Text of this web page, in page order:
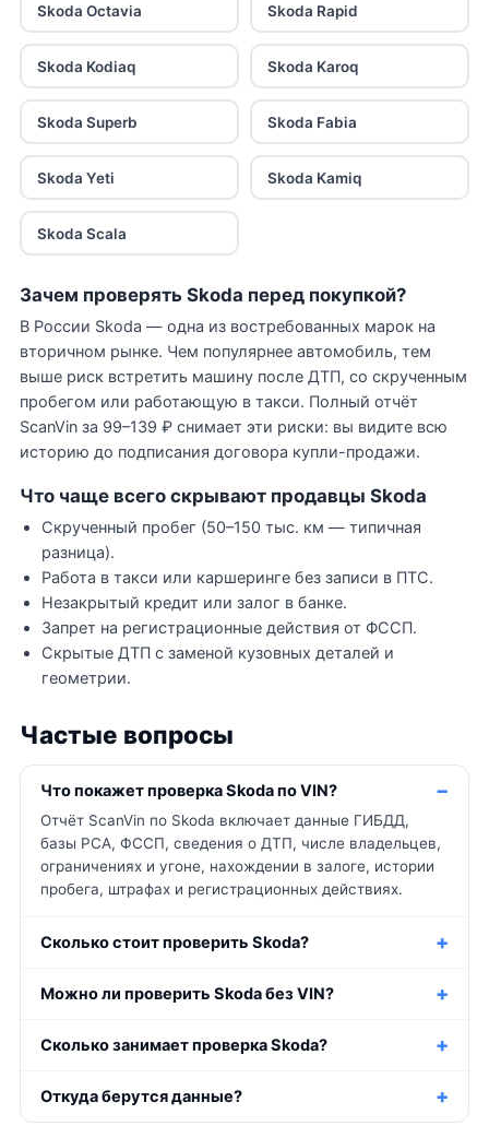
Skoda Octavia Skoda Rapid
Skoda Kodiaq Skoda Karoq
Skoda Superb Skoda Fabia
Skoda Yeti Skoda Kamiq
Skoda Scala
Зачем проверять Skoda перед покупкой?
В России Skoda — одна из востребованных марок на
вторичном рынке. Чем популярнее автомобиль, тем
выше риск встретить машину после ДТП, со скрученным
пробегом или работающую в такси. Полный отчёт
ScanVin за 99–139 ₽ снимает эти риски: вы видите всю
историю до подписания договора купли-продажи.
Что чаще всего скрывают продавцы Skoda
Скрученный пробег (50–150 тыс. км — типичная
разница).
Работа в такси или каршеринге без записи в ПТС.
Незакрытый кредит или залог в банке.
Запрет на регистрационные действия от ФССП.
Скрытые ДТП с заменой кузовных деталей и
геометрии.
Частые вопросы
Что покажет проверка Skoda по VIN?
Отчёт ScanVin по Skoda включает данные ГИБДД,
базы РСА, ФССП, сведения о ДТП, числе владельцев,
ограничениях и угоне, нахождении в залоге, истории
пробега, штрафах и регистрационных действиях.
Сколько стоит проверить Skoda?
Можно ли проверить Skoda без VIN?
Сколько занимает проверка Skoda?
Откуда берутся данные?